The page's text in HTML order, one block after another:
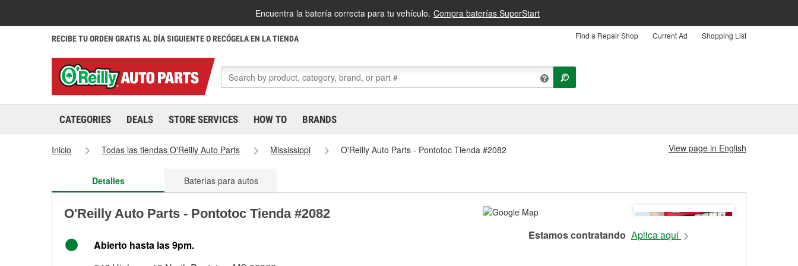
Encuentra la batería correcta para tu vehículo. Compra baterías SuperStart
RECIBE TU ORDEN GRATIS AL DÍA SIGUIENTE O RECÓGELA EN LA TIENDA Find a Repair Shop Current Ad Shopping List
CATEGORIES DEALS STORE SERVICES HOW TO BRANDS
Inicio Todas las tiendas O'Reilly Auto Parts Mississippi O'Reilly Auto Parts - Pontotoc Tienda #2082 View page in English
Detalles Baterías para autos
O'Reilly Auto Parts - Pontotoc Tienda #2082
Abierto hasta las 9pm.
Estamos contratando Aplica aquí